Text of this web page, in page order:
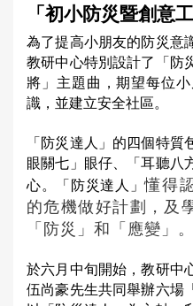
「初小防災暨創意
為了提高小朋友的防災意
教研中心特別設計了「防
將」主題曲，期望每位
識，並建立安全社區。
「防災達人」的四個特
眼關七」眼仔、「耳聽八
心。「防災達人」懂得
的危機做好計劃，及
「防災」和「應變」。
於六月中旬開始，教研中
伍尚豪先生共同舉辦六場